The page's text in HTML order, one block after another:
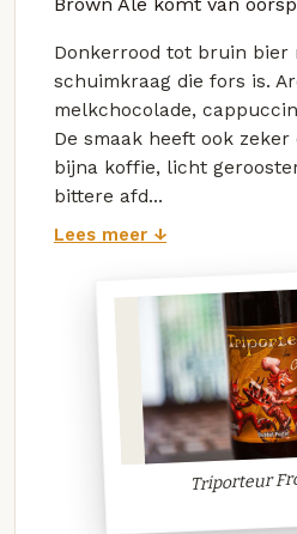
Donkerrood tot bruin
schuimkraag die fors is.
melkchocolade,
De smaak heeft ook
bijna koffie, licht
bittere afd...
Lees meer ↓
Triporteur